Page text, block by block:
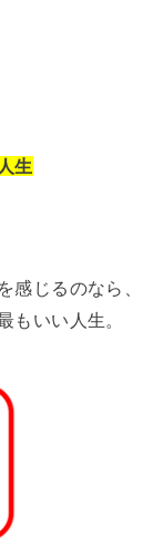
生
感じるのなら、
もいい人生。